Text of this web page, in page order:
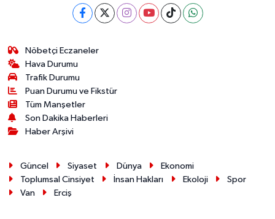
Nöbetçi Eczaneler
Hava Durumu
Trafik Durumu
Puan Durumu ve Fikstür
Tüm Manşetler
Son Dakika Haberleri
Haber Arşivi
Güncel Siyaset Dünya
Ekonomi
Toplumsal Cinsiyet
İnsan Hakları Ekoloji
Spor
Van
Erciş